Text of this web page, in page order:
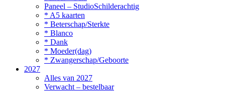
Paneel – StudioSchilderachtig
* A5 kaarten
* Beterschap/Sterkte
* Blanco
* Dank
* Moeder(dag)
* Zwangerschap/Geboorte
2027
Alles van 2027
Verwacht – bestelbaar